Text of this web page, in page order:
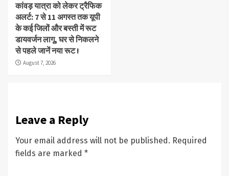
कांवड़ यात्रा को लेकर ट्रैफिक
अलर्ट: 7 से 11 अगस्त तक यूपी
के कई जिलों और बस्ती में रूट
डायवर्जन लागू, घर से निकलने
से पहले जानें नया रूट !
August 7, 2026
Leave a Reply
Your email address will not be published. Required
fields are marked *